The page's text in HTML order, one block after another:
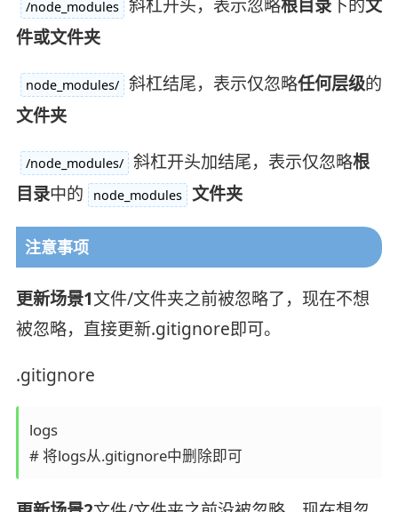
/node_modules 斜杠开头，表示忽略根目录下的文
件或文件夹
node_modules/ 斜杠结尾，表示仅忽略任何层级的
文件夹
/node_modules/ 斜杠开头加结尾，表示仅忽略根
目录中的 node_modules 文件夹
注意事项
更新场景1文件/文件夹之前被忽略了，现在不想
被忽略，直接更新.gitignore即可。
.gitignore
logs
# 将logs从.gitignore中删除即可